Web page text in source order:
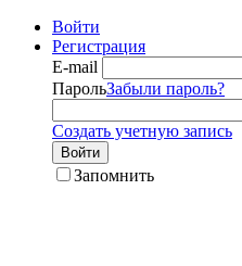
Войти
Регистрация
E-mail
ПарольЗабыли пароль?
Создать учетную запись
Войти
Запомнить